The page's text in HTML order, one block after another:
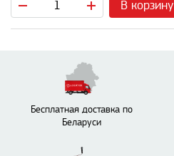
В корзину
Бесплатная доставка по
Беларуси